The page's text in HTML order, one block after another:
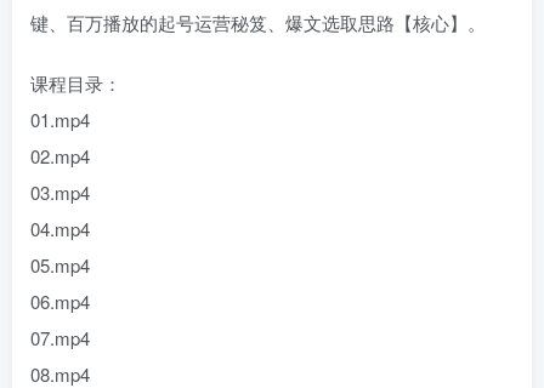
键、百万播放的起号运营秘笈、爆文选取思路【核心】。
课程目录：
01.mp4
02.mp4
03.mp4
04.mp4
05.mp4
06.mp4
07.mp4
08.mp4